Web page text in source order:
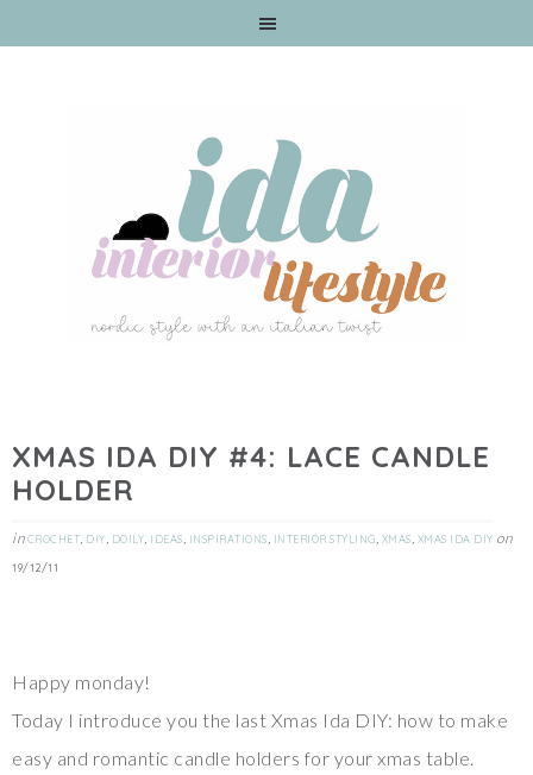
XMAS IDA DIY #4: LACE CANDLE
HOLDER
inCROCHET, DIY, DOILY, IDEAS, INSPIRATIONS, INTERIOR STYLING, XMAS, XMAS IDA DIY on
19/12/11
Happy monday!
Today I introduce you the last Xmas Ida DIY: how to make
easy and romantic candle holders for your xmas table.